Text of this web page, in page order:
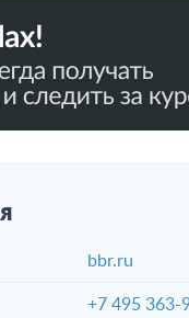
bbr.ru
+7 495 363-